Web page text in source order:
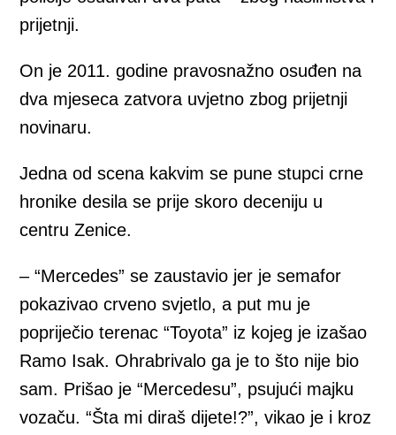
prijetnji.
On je 2011. godine pravosnažno osuđen na
dva mjeseca zatvora uvjetno zbog prijetnji
novinaru.
Jedna od scena kakvim se pune stupci crne
hronike desila se prije skoro deceniju u
centru Zenice.
– “Mercedes” se zaustavio jer je semafor
pokazivao crveno svjetlo, a put mu je
popriječio terenac “Toyota” iz kojeg je izašao
Ramo Isak. Ohrabrivalo ga je to što nije bio
sam. Prišao je “Mercedesu”, psujući majku
vozaču. “Šta mi diraš dijete!?”, vikao je i kroz